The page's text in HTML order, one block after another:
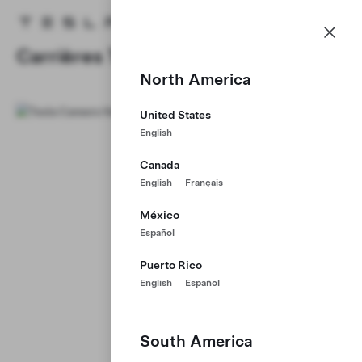
Page d'accueil Tesla
North America
United States
English
Canada
English Français
México
Español
Puerto Rico
English Español
South America
Carrières Tesla